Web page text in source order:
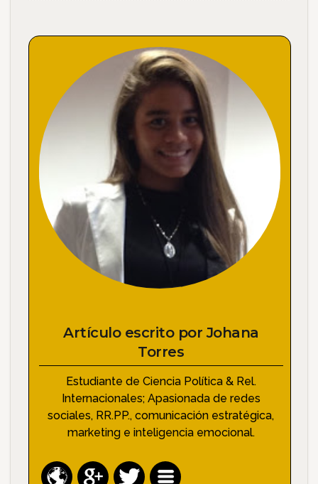
Artículo escrito porJohana
Torres
Estudiante de Ciencia Política & Rel.
Internacionales; Apasionada de redes
sociales, RR.PP., comunicación estratégica,
marketing e inteligencia emocional.